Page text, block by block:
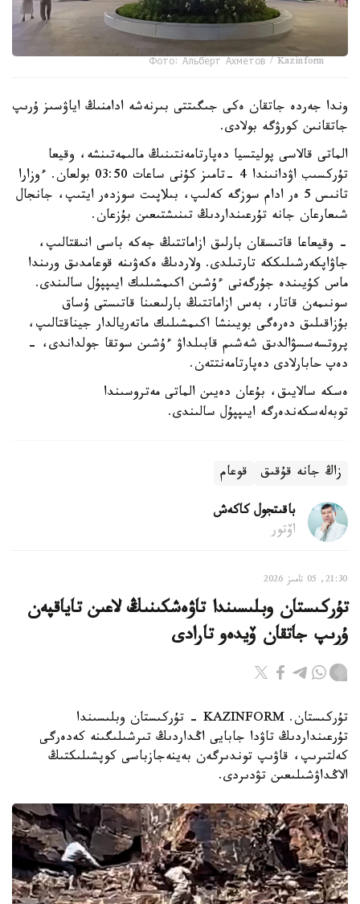
Фото: Альберт Ахметов / Kazinform
وندا جەردە جاتقان ەكى جىگىتتى بىرنەشە ادامنىڭ اياۋسىز ۇرىپ
جاتقانىن كورۋگە بولادى.
الماتى قالاسى پوليتسيا دەپارتامەنتىنىڭ مالىمەتىنشە، وقيعا
تۇركسىب اۋدانىندا 4 -تامىز كۇنى ساعات 03:50 بولعان. ءوزارا
تانىس 5 ەر ادام سوزگە كەلىپ، بىلاپىت سوزدەر ايتىپ، جانجال
شىعارعان جانە تۇرعىنداردىڭ تىنىشتىعىن بۇزعان.
- وقيعاعا قاتىسقان بارلىق ازاماتتىڭ جەكە باسى انىقتالىپ،
جاۋاپكەرشىلىككە تارتىلدى. ولاردىڭ ەكەۋىنە قوعامدىق ورىندا
ماس كۇيىندە جۇرگەنى ءۇشىن اكىمشىلىك ايىپپۇل سالىندى.
سونىمەن قاتار، بەس ازاماتتىڭ بارلىعىنا قاتىستى ۇساق
بۇزاقىلىق دەرەگى بويىنشا اكىمشىلىك ماتەريالدار جيناقتالىپ،
پروتسەسسۋالدىق شەشىم قابىلداۋ ءۇشىن سوتقا جولداندى، -
دەپ حابارلادى دەپارتامەنتتەن.
ەسكە سالايىق، بۇعان دەيىن الماتى مەتروسىندا
توبەلەسكەندەرگە ايىپپۇل سالىندى.
زاڭ جانە قۇقىق قوعام
باقىتجول كاكەش
اۆتور
21:30, 05 تامىز 2026
تۇركىستان وبلىسىندا تاۋەشكىنىڭ لاعىن تاياقپەن
ۇرىپ جاتقان ۆيدەو تارادى
تۇركىستان. KAZINFORM - تۇركىستان وبلىسىندا
تۇرعىنداردىڭ تاۋدا جابايى اڭداردىڭ تىرشىلىگىنە كەدەرگى
كەلتىرىپ، قاۋىپ توندىرگەن بەينەجازباسى كوپشىلىكتىڭ
الاڭداۋشىلىعىن تۋدىردى.